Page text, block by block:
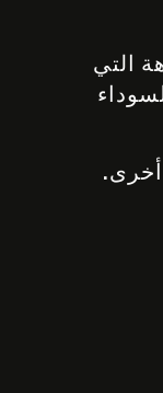
التي
من السوق السوداء